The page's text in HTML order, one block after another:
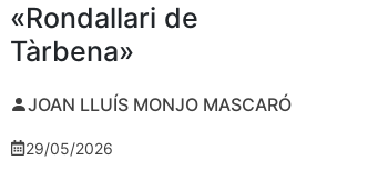
«Rondallari de
Tàrbena»
JOAN LLUÍS MONJO MASCARÓ
29/05/2026